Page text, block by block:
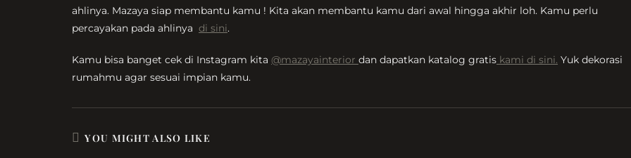
ahlinya. Mazaya siap membantu kamu ! Kita akan membantu kamu dari awal hingga akhir loh. Kamu perlu
percayakan pada ahlinya di sini.
Kamu bisa banget cek di Instagram kita @mazayainterior dan dapatkan katalog gratis kami di sini. Yuk dekorasi
rumahmu agar sesuai impian kamu.
YOU MIGHT ALSO LIKE